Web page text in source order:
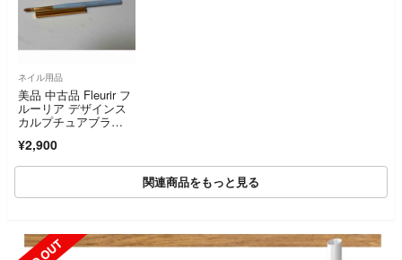
ネイル用品
美品 中古品 Fleurir フ
ルーリア デザインス
カルプチュアブラ
ー
¥2,900
関連商品をもっと見る
SOLD OUT